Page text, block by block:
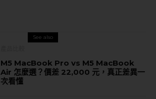
See also
M5 MacBook Pro vs M5 MacBook
Air 怎麼選？價差 22,000 元，真正差異一
次看懂